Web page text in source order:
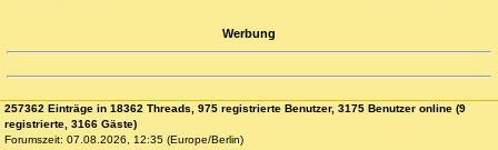
Werbung
257362 Einträge in 18362 Threads, 975 registrierte Benutzer, 3175 Benutzer online (9
registrierte, 3166 Gäste)
Forumszeit: 07.08.2026, 12:35 (Europe/Berlin)